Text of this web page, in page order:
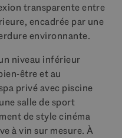
transparente entre
encadrée par une
environnante.
niveau inférieur
être et au
privé avec piscine
salle de sport
de style cinéma
à vin sur mesure. À